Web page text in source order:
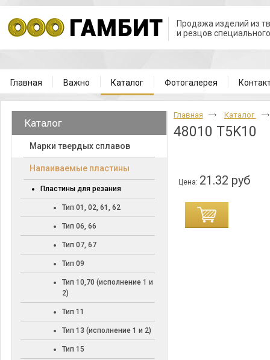
Продажа изделий из
и резцов
Главная Важно Каталог Фотогалерея
Каталог
Марки твердых сплавов
Напаиваемые пластины
Пластины для резания
Тип 01, 02, 61, 62
Тип 06, 66
Тип 07, 67
Тип 09
Тип 10,70 (исполнение 1 и
2)
Тип 11
Тип 13 (исполнение 1 и 2)
Тип 15
Главная Каталог
48010 T5K10
Цена: 21.32 руб